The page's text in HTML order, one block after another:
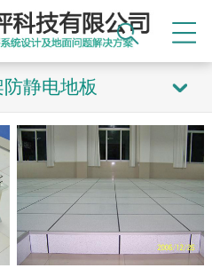
静电地板